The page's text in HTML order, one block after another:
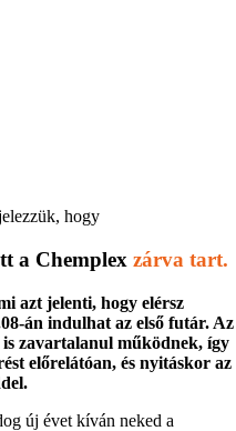
hogy
a Chemplex zárva tart.
azt jelenti, hogy elérsz
án indulhat az első futár. Az
zavartalanul működnek, így
előrelátóan, és nyitáskor az
új évet kíván neked a